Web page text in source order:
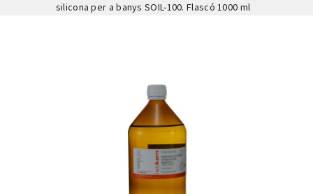
silicona per a banys SOIL-100. Flascó 1000 ml